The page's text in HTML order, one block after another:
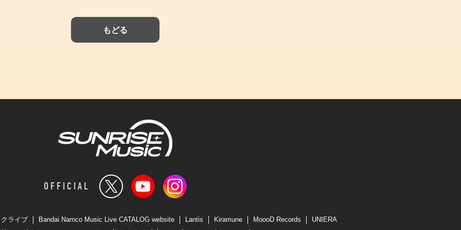
もどる
OFFICIAL
ライブ Bandai Namco Music Live CATALOG website Lantis Kiramune MoooD Records
UNIERA